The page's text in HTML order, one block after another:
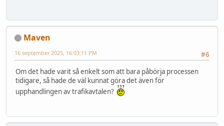
Maven
#6
16 september 2025, 16:03:11 PM
Om det hade varit så enkelt som att bara påbörja processen
tidigare, så hade de väl kunnat göra det även för
upphandlingen av trafikavtalen?